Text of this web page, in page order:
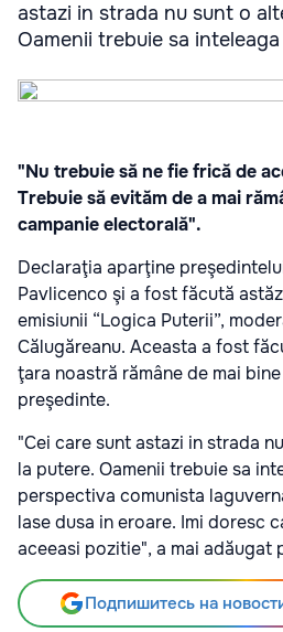
astazi in strada nu sunt o
Oamenii trebuie sa
"Nu trebuie să ne fie frică de
Trebuie să evităm de a mai
campanie electorală".
Declaraţia aparţine
Pavlicenco şi a fost făcută
emisiunii “Logica Puterii”,
Călugăreanu. Aceasta a fost
ţara noastră rămâne de mai
preşedinte.
"Cei care sunt astazi in strada
la putere. Oamenii trebuie sa
perspectiva comunista
lase dusa in eroare. Imi doresc
aceeasi pozitie", a mai adăugat
Подпишитесь на